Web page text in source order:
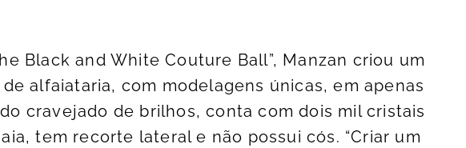
Black and White Couture Ball”, Manzan criou um
alfaiataria, com modelagens únicas, em apenas
cravejado de brilhos, conta com dois mil cristais
tem recorte lateral e não possui cós. “Criar um